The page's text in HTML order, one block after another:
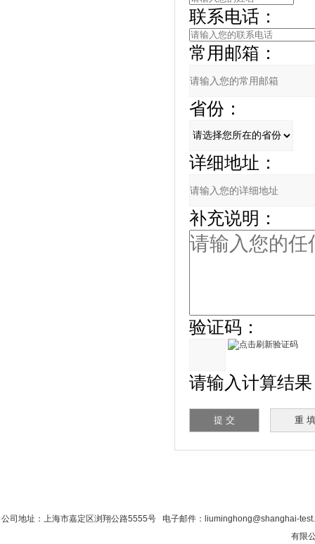
联系电话：
常用邮箱：
省份：
详细地址：
补充说明：
验证码：
请输入计算结果
公司地址：上海市嘉定区浏翔公路5555号 电子邮件：liuminghong@shanghai-
有限